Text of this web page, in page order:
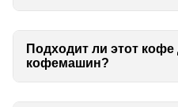
Подходит ли этот
кофемашин?